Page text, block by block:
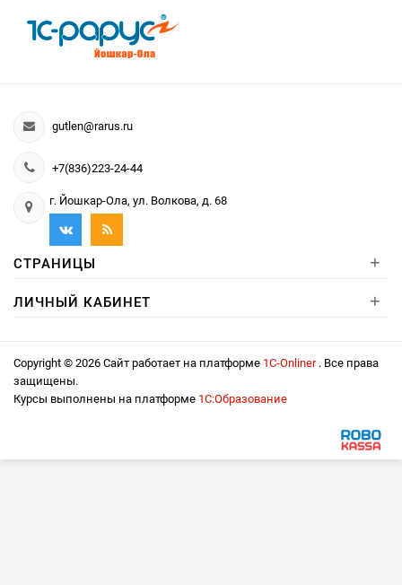
gutlen@rarus.ru
+7(836)223-24-44
г. Йошкар-Ола, ул. Волкова, д. 68
СТРАНИЦЫ +
ЛИЧНЫЙ КАБИНЕТ +
Copyright © 2026 Сайт работает на платформе 1С-Onliner . Все права
защищены.
Курсы выполнены на платформе 1С:Образование